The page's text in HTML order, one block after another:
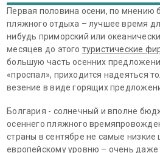
Первая половина осени, по мнению
пляжного отдыха – лучшее время
нибудь приморский или
месяцев до этого туристические
большую часть осенних
«проспал», приходится надеяться
везение в виде горящих
Болгария - солнечный и вполне
осеннего пляжного
страны в сентябре не самые
европейскому уровню – очень даже